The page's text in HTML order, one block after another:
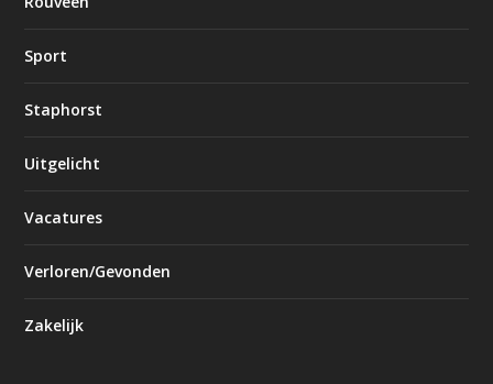
Sport
Staphorst
Uitgelicht
Vacatures
Verloren/Gevonden
Zakelijk